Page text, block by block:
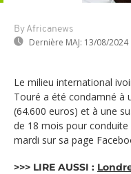
By Africanews
Dernière MAJ: 13/08/2024
Le milieu international
Touré a été condamné à
(64.600 euros) et à une
de 18 mois pour conduite
mardi sur sa page
>>> LIRE AUSSI :